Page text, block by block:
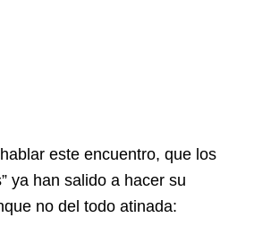
este encuentro, que los
ya han salido a hacer su
no del todo atinada: